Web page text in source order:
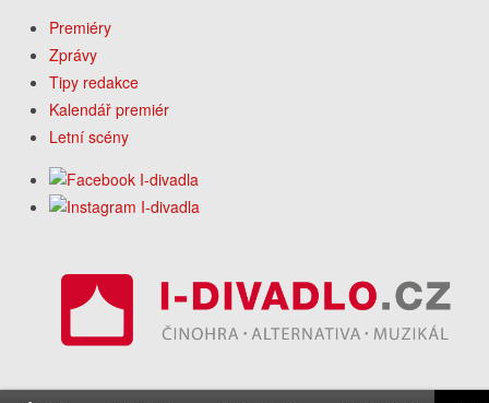
Premiéry
Zprávy
Tipy redakce
Kalendář premiér
Letní scény